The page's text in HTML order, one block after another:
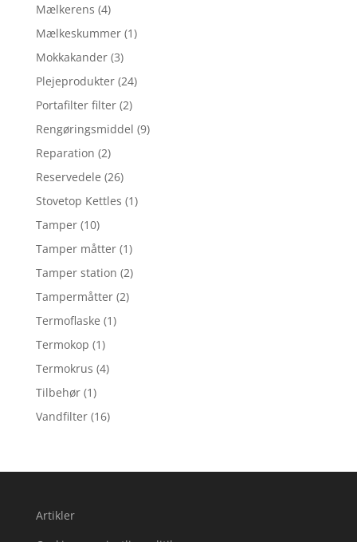
Mælkerens (4)
Mælkeskummer (1)
Mokkakander (3)
Plejeprodukter (24)
Portafilter filter (2)
Rengøringsmiddel (9)
Reparation (2)
Reservedele (26)
Stovetop Kettles (1)
Tamper (10)
Tamper måtter (1)
Tamper station (2)
Tampermåtter (2)
Termoflaske (1)
Termokop (1)
Termokrus (4)
Tilbehør (1)
Vandfilter (16)
Artikler